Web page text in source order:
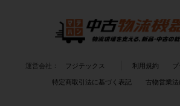
運営会社： フジテックス 利用規約
特定商取引法に基づく表記 古物営業